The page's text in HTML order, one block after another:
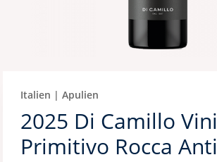
Italien | Apulien
2025 Di Camillo Vini
Primitivo Rocca